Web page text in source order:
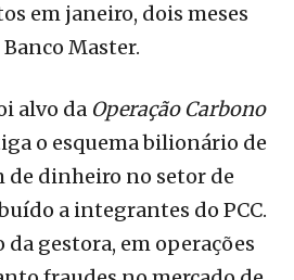
em janeiro, dois meses
Master.
alvo da Operação Carbono
o esquema bilionário de
de dinheiro no setor de
a integrantes do PCC.
gestora, em operações